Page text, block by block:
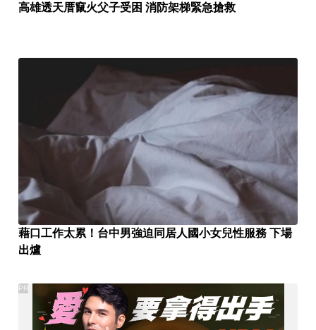
高雄透天厝竄火父子受困 消防架梯緊急搶救
藉口工作太累！台中男強迫同居人國小女兒性服務 下場
出爐
PR